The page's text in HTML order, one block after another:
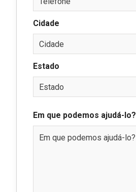
Cidade
Estado
Em que podemos ajudá-lo?